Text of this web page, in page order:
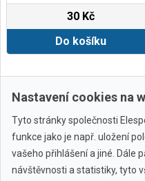
30 Kč
Do košíku
Nastavení cookies na
Tyto stránky společnosti
funkce jako je např. uložení
vašeho přihlášení a jiné. Dále
návštěvnosti a statistiky, tyto